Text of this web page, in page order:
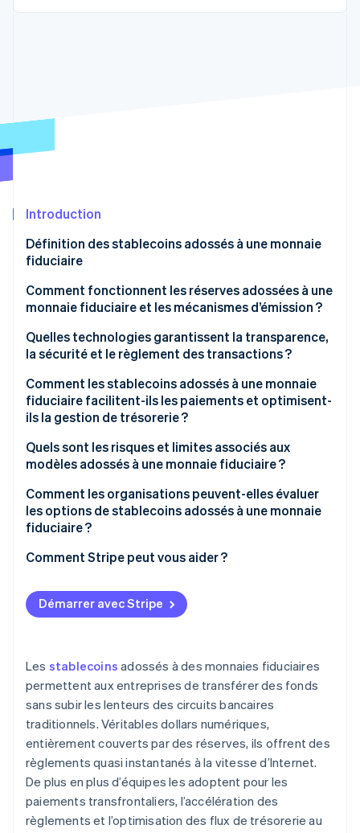
Découvrez les prochaines évolutions
Identity
Stripe Sessions 2026
Regarder la vidéo
Commerce en ligne
Introduction
Définition des stablecoins adossés à une monnaie
fiduciaire
Comment fonctionnent les réserves adossées à une
monnaie fiduciaire et les mécanismes d’émission ?
Quelles technologies garantissent la transparence,
la sécurité et le règlement des transactions ?
Comment les stablecoins adossés à une monnaie
fiduciaire facilitent-ils les paiements et optimisent-
ils la gestion de trésorerie ?
Quels sont les risques et limites associés aux
modèles adossés à une monnaie fiduciaire ?
Comment les organisations peuvent-elles évaluer
les options de stablecoins adossés à une monnaie
fiduciaire ?
Comment Stripe peut vous aider ?
Démarrer avec Stripe
Les stablecoins adossés à des monnaies fiduciaires
permettent aux entreprises de transférer des fonds
sans subir les lenteurs des circuits bancaires
traditionnels. Véritables dollars numériques,
entièrement couverts par des réserves, ils offrent des
règlements quasi instantanés à la vitesse d’Internet.
De plus en plus d’équipes les adoptent pour les
paiements transfrontaliers, l’accélération des
règlements et l’optimisation des flux de trésorerie au